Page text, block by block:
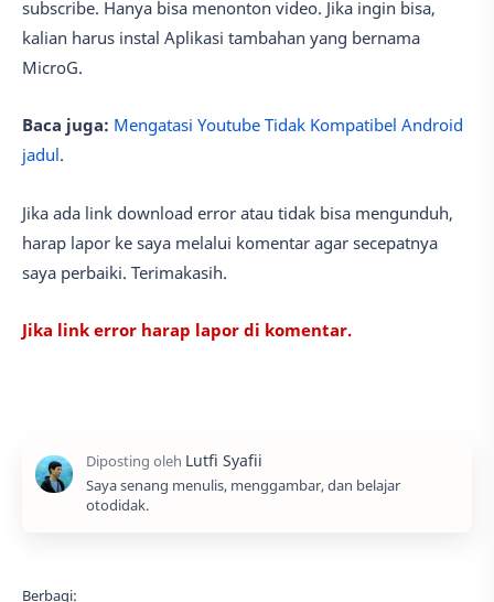
subscribe. Hanya bisa menonton video. Jika ingin bisa,
kalian harus instal Aplikasi tambahan yang bernama
MicroG.
Baca juga: Mengatasi Youtube Tidak Kompatibel Android
jadul.
Jika ada link download error atau tidak bisa mengunduh,
harap lapor ke saya melalui komentar agar secepatnya
saya perbaiki. Terimakasih.
Jika link error harap lapor di komentar.
Saya senang menulis, menggambar, dan belajar
otodidak.